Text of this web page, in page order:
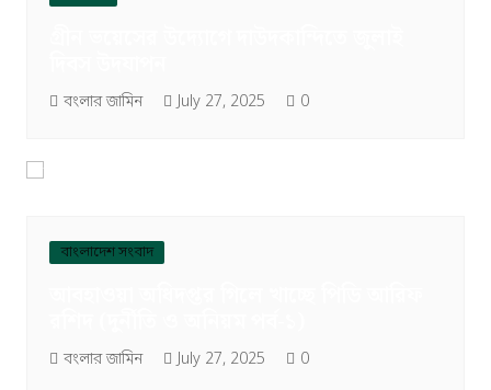
বংলার জামিন July 27, 2025 0
বাংলাদেশ সংবাদ
বংলার জামিন July 27, 2025 0